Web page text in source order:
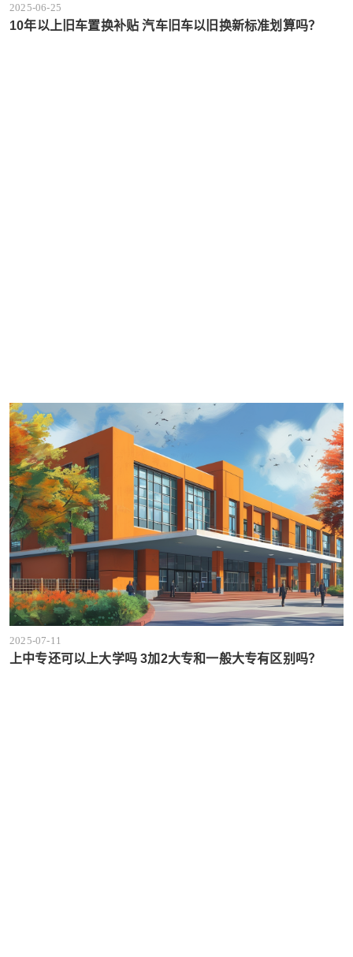
2025-06-25
10年以上旧车置换补贴 汽车旧车以旧换新标准划算吗？
2025-07-11
上中专还可以上大学吗 3加2大专和一般大专有区别吗？